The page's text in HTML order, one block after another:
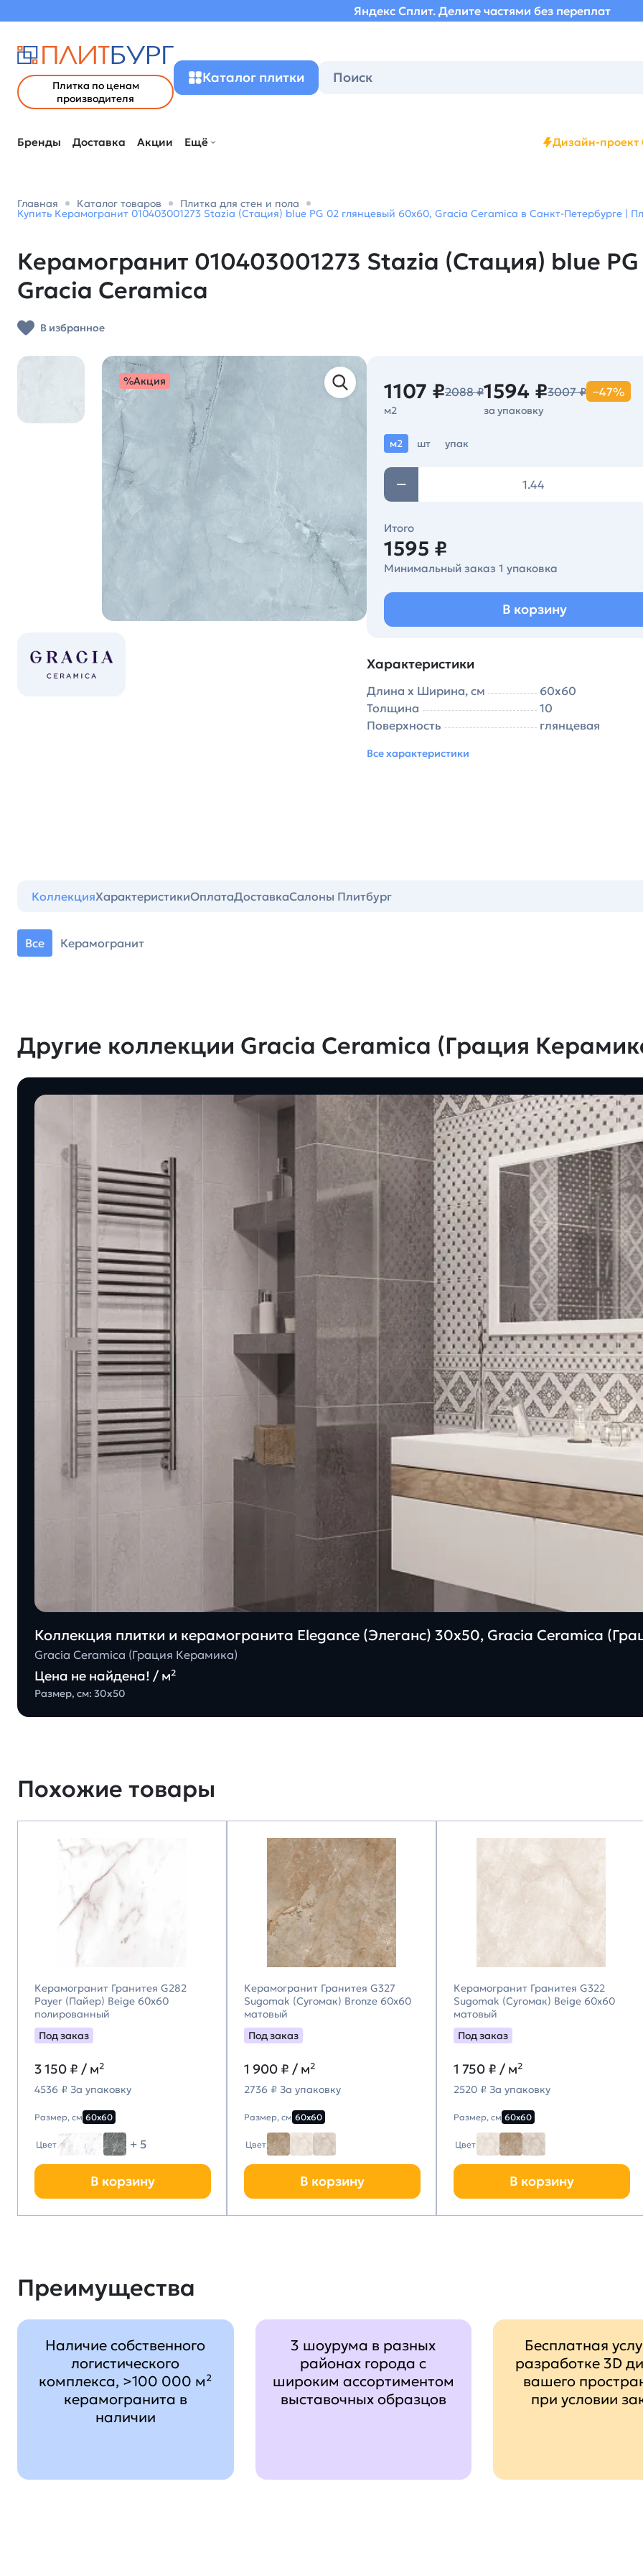
Яндекс Сплит. Делите частями без переплат
Плитка по ценам
производителя
Каталог плитки
Бренды Доставка Акции Ещё Дизайн-проект
Главная Каталог товаров Плитка для стен и пола
Купить Керамогранит 010403001273 Stazia (Стация) blue PG 02 глянцевый 60х60, Gracia Ceramica в Санкт-Петербурге |
Керамогранит 010403001273 Stazia (Стация) blue
Gracia Ceramica
В избранное
%Акция 1107 ₽2088 ₽
м2
1594 ₽3007 ₽ −47%
за упаковку
м2 шт упак
Итого
1595 ₽
Минимальный заказ 1 упаковка
В корзину
Характеристики
Длина х Ширина, см
60х60
Толщина
10
Поверхность
глянцевая
Все характеристики
КоллекцияХарактеристикиОплатаДоставкаСалоны Плитбург
Все Керамогранит
Другие коллекции Gracia Ceramica (Грация
Коллекция плитки и керамогранита Elegance (Элеганс) 30х50, Gracia Ceramica
Gracia Ceramica (Грация Керамика)
Цена не найдена! / м²
Размер, см: 30х50
Похожие товары
Керамогранит Гранитея G282
Payer (Пайер) Beige 60х60
полированный
Под заказ
3 150 ₽ / м²
4536 ₽ За упаковку
Размер, см 60х60
Цвет + 5
В корзину
Керамогранит Гранитея G327
Sugomak (Сугомак) Bronze 60х60
матовый
Под заказ
1 900 ₽ / м²
2736 ₽ За упаковку
Размер, см 60х60
Цвет
В корзину
Керамогранит Гранитея G322
Sugomak (Сугомак) Beige 60х60
матовый
Под заказ
1 750 ₽ / м²
2520 ₽ За упаковку
Размер, см 60х60
Цвет
В корзину
Преимущества
Наличие собственного
логистического
комплекса, >100 000 м²
керамогранита в
наличии
3 шоурума в разных
районах города с
широким ассортиментом
выставочных образцов
Бесплатная
разработке 3D
вашего
при условии